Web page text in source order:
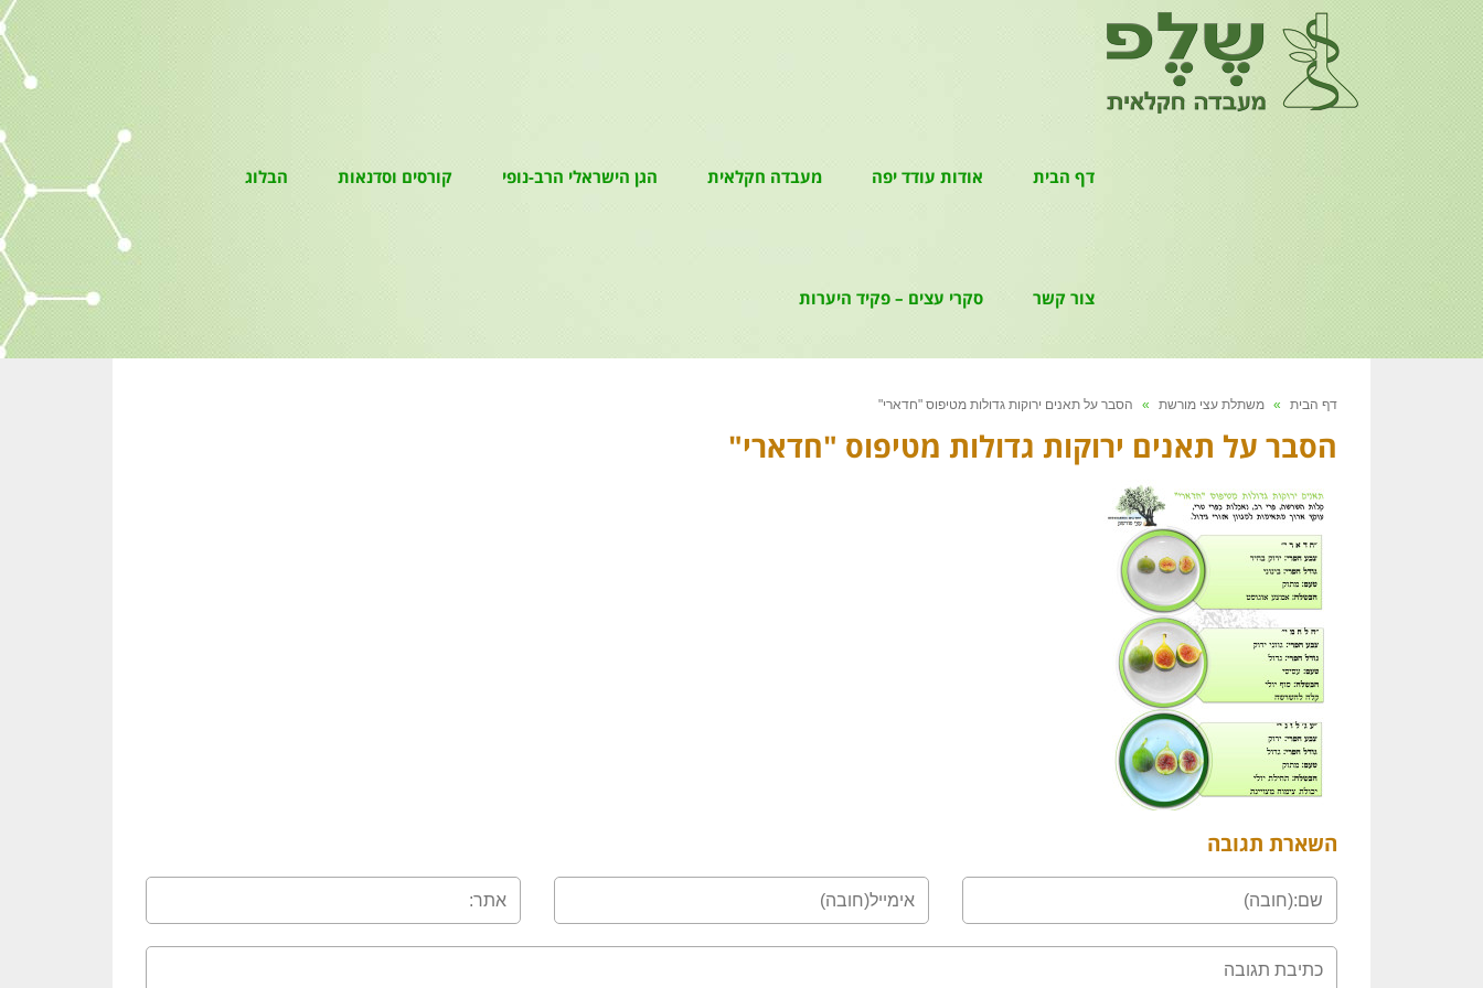
דף הבית אודות עודד יפה מעבדה חקלאית הגן הישראלי הרב-נופי קורסים וסדנאות הבלוג
צור קשר סקרי עצים – פקיד היערות
דף הבית » משתלת עצי מורשת » הסבר על תאנים ירוקות גדולות מטיפוס "חדארי"
הסבר על תאנים ירוקות גדולות מטיפוס "חדארי"
השארת תגובה